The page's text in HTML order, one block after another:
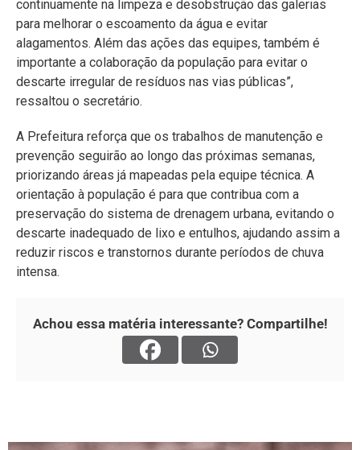
continuamente na limpeza e desobstrução das galerias
para melhorar o escoamento da água e evitar
alagamentos. Além das ações das equipes, também é
importante a colaboração da população para evitar o
descarte irregular de resíduos nas vias públicas”,
ressaltou o secretário.
A Prefeitura reforça que os trabalhos de manutenção e
prevenção seguirão ao longo das próximas semanas,
priorizando áreas já mapeadas pela equipe técnica. A
orientação à população é para que contribua com a
preservação do sistema de drenagem urbana, evitando o
descarte inadequado de lixo e entulhos, ajudando assim a
reduzir riscos e transtornos durante períodos de chuva
intensa.
Achou essa matéria interessante? Compartilhe!